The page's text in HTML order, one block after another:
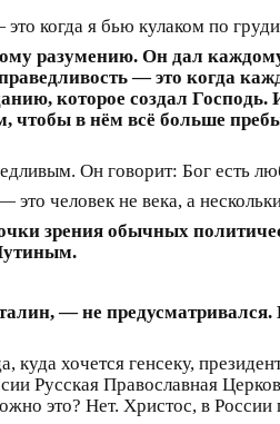
когда я бью кулаком по
разумению. Он дал
— это когда
которое создал Господь.
чтобы в нём всё больше
Он говорит: Бог есть
человек не века, а
зрения обычных
— не предусматривался.
куда хочется генсеку,
Русская Православная
это? Нет. Христос, в